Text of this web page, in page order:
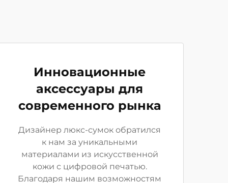
Инновационные
аксессуары для
современного рынка
Дизайнер люкс-сумок обратился
к нам за уникальными
материалами из искусственной
кожи с цифровой печатью.
Благодаря нашим возможностям